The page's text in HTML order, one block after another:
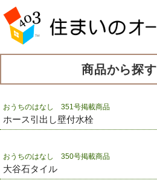
商品から探す
おうちのはなし 351号掲載商品
ホース引出し壁付水栓
おうちのはなし 350号掲載商品
大谷石タイル